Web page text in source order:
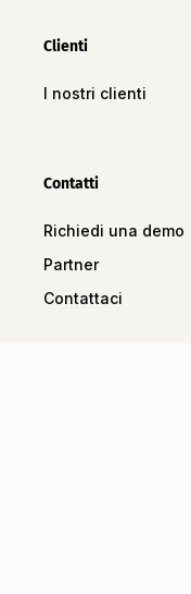
Clienti
I nostri clienti
Contatti
Richiedi una demo
Partner
Contattaci